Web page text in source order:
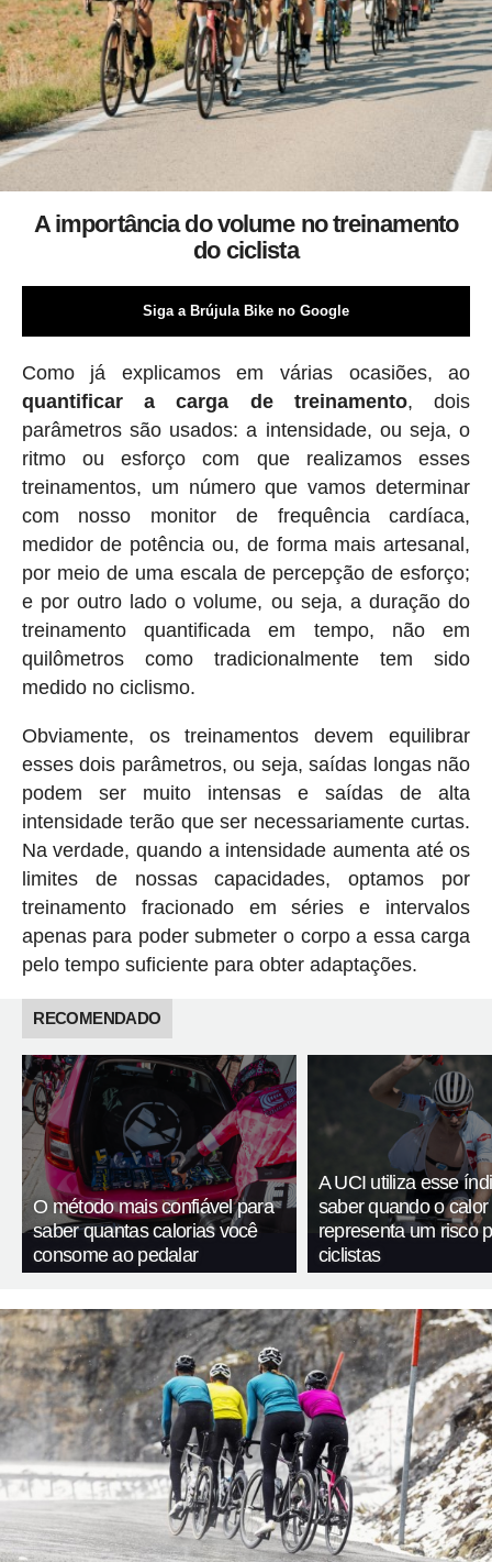
A importância do volume no treinamento
do ciclista
Siga a Brújula Bike no Google
Como já explicamos em várias ocasiões, ao
quantificar a carga de treinamento, dois
parâmetros são usados: a intensidade, ou seja, o
ritmo ou esforço com que realizamos esses
treinamentos, um número que vamos determinar
com nosso monitor de frequência cardíaca,
medidor de potência ou, de forma mais artesanal,
por meio de uma escala de percepção de esforço;
e por outro lado o volume, ou seja, a duração do
treinamento quantificada em tempo, não em
quilômetros como tradicionalmente tem sido
medido no ciclismo.
Obviamente, os treinamentos devem equilibrar
esses dois parâmetros, ou seja, saídas longas não
podem ser muito intensas e saídas de alta
intensidade terão que ser necessariamente curtas.
Na verdade, quando a intensidade aumenta até os
limites de nossas capacidades, optamos por
treinamento fracionado em séries e intervalos
apenas para poder submeter o corpo a essa carga
pelo tempo suficiente para obter adaptações.
RECOMENDADO
O método mais confiável para
saber quantas calorias você
consome ao pedalar
A UCI utiliza esse
saber quando o calor
representa um risco
ciclistas